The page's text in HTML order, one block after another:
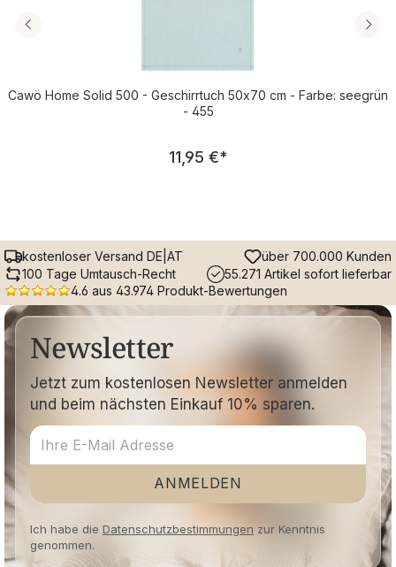
Cawö Home Solid 500 - Geschirrtuch 50x70 cm - Farbe: seegrün
- 455
Regulärer Preis:
11,95 €*
kostenloser Versand DE|AT
über 700.000 Kunden
100 Tage Umtausch-Recht
55.271 Artikel sofort lieferbar
4.6 aus 43.974 Produkt-Bewertungen
Newsletter
Jetzt zum kostenlosen Newsletter anmelden
und beim nächsten Einkauf 10% sparen.
ANMELDEN
Ich habe die Datenschutzbestimmungen zur Kenntnis
genommen.